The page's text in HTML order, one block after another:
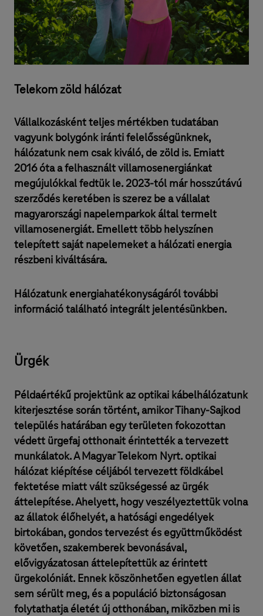
Telekom zöld hálózat
Vállalkozásként teljes mértékben tudatában
vagyunk bolygónk iránti felelősségünknek,
hálózatunk nem csak kiváló, de zöld is. Emiatt
2016 óta a felhasznált villamosenergiánkat
megújulókkal fedtük le. 2023-tól már hosszútávú
szerződés keretében is szerez be a vállalat
magyarországi napelemparkok által termelt
villamosenergiát. Emellett több helyszínen
telepített saját napelemeket a hálózati energia
részbeni kiváltására.
Hálózatunk energiahatékonyságáról további
információ található integrált jelentésünkben.
Ürgék
Példaértékű projektünk az optikai kábelhálózatunk
kiterjesztése során történt, amikor Tihany-Sajkod
település határában egy területen fokozottan
védett ürgefaj otthonait érintették a tervezett
munkálatok. A Magyar Telekom Nyrt. optikai
hálózat kiépítése céljából tervezett földkábel
fektetése miatt vált szükségessé az ürgék
áttelepítése. Ahelyett, hogy veszélyeztettük volna
az állatok élőhelyét, a hatósági engedélyek
birtokában, gondos tervezést és együttműködést
követően, szakemberek bevonásával,
elővigyázatosan áttelepítettük az érintett
ürgekolóniát. Ennek köszönhetően egyetlen állat
sem sérült meg, és a populáció biztonságosan
folytathatja életét új otthonában, miközben mi is